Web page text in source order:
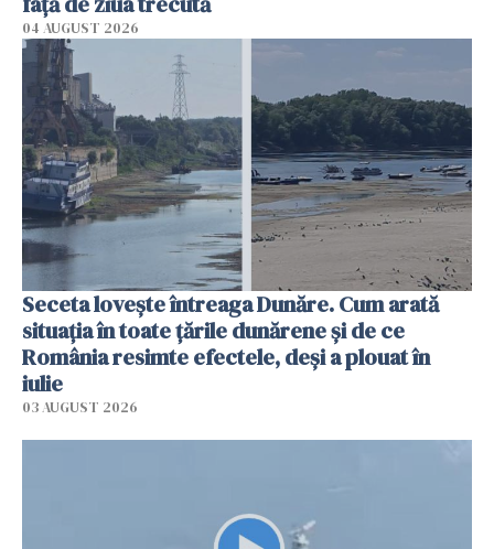
04 AUGUST 2026
Seceta lovește întreaga Dunăre. Cum arată
situația în toate țările dunărene și de ce
România resimte efectele, deși a plouat în
iulie
03 AUGUST 2026